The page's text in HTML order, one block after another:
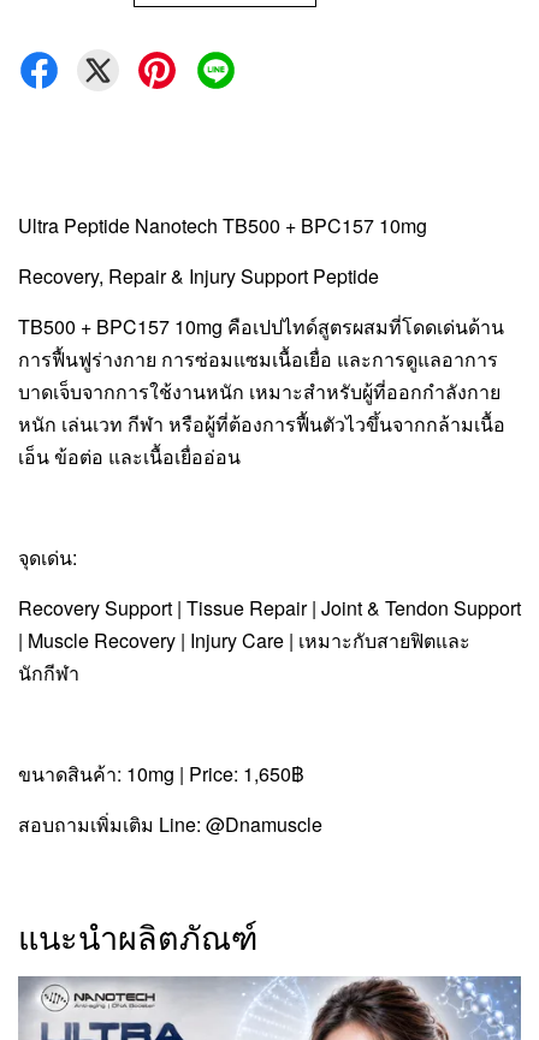
Ultra Peptide Nanotech TB500 + BPC157 10mg
Recovery, Repair & Injury Support Peptide
TB500 + BPC157 10mg คือเปปไทด์สูตรผสมที่โดดเด่นด้าน
การฟื้นฟูร่างกาย การซ่อมแซมเนื้อเยื่อ และการดูแลอาการ
บาดเจ็บจากการใช้งานหนัก เหมาะสำหรับผู้ที่ออกกำลังกาย
หนัก เล่นเวท กีฬา หรือผู้ที่ต้องการฟื้นตัวไวขึ้นจากกล้ามเนื้อ
เอ็น ข้อต่อ และเนื้อเยื่ออ่อน
จุดเด่น:
Recovery Support | Tissue Repair | Joint & Tendon Support
| Muscle Recovery | Injury Care | เหมาะกับสายฟิตและ
นักกีฬา
ขนาดสินค้า: 10mg | Price: 1,650฿
สอบถามเพิ่มเติม Line: @Dnamuscle
แนะนำผลิตภัณฑ์